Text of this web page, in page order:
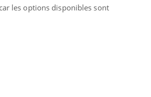
les options disponibles sont